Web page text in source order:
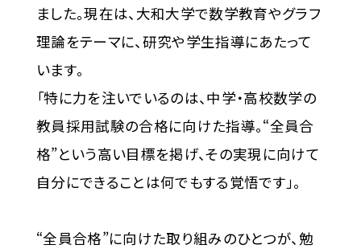
ました。現在は、大和大学で数学教育やグラフ
理論をテーマに、研究や学生指導にあたって
います。
「特に力を注いでいるのは、中学・高校数学の
教員採用試験の合格に向けた指導。“全員合
格”という高い目標を掲げ、その実現に向けて
自分にできることは何でもする覚悟です」。
“全員合格”に向けた取り組みのひとつが、勉